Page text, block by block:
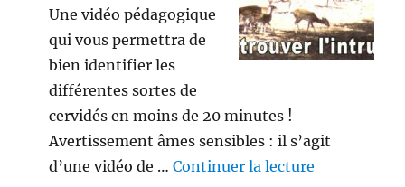
Une vidéo pédagogique
qui vous permettra de
bien identifier les
différentes sortes de
cervidés en moins de 20 minutes !
Avertissement âmes sensibles : il s’agit
d’une vidéo de …Continuer la lecture